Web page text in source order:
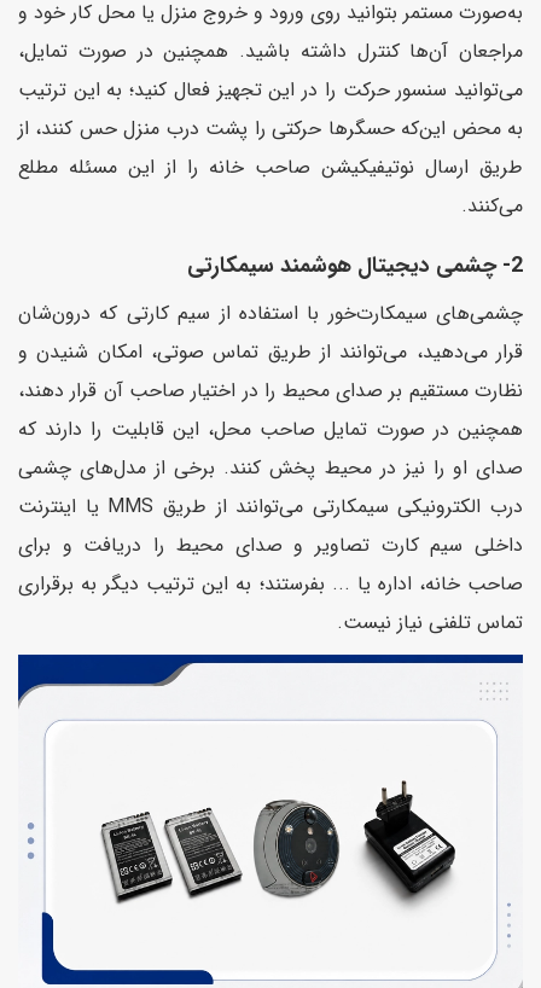
به‌صورت مستمر بتوانید روی ورود و خروج منزل یا محل کار خود و
مراجعان آن‌ها کنترل داشته باشید. همچنین در صورت تمایل،
می‌توانید سنسور حرکت را در این تجهیز فعال کنید؛ به این ترتیب
به محض این‌که حسگرها حرکتی را پشت درب منزل حس کنند، از
طریق ارسال نوتیفیکیشن صاحب خانه را از این مسئله مطلع
می‌کنند.
2- چشمی دیجیتال هوشمند سیمکارتی
چشمی‌های سیمکارت‌خور با استفاده از سیم کارتی که درون‌شان
قرار می‌دهید، می‌توانند از طریق تماس صوتی، امکان شنیدن و
نظارت مستقیم بر صدای محیط را در اختیار صاحب آن قرار دهند،
همچنین در صورت تمایل صاحب محل، این قابلیت را دارند که
صدای او را نیز در محیط پخش کنند. برخی از مدل‌های چشمی
درب الکترونیکی سیمکارتی می‌توانند از طریق MMS یا اینترنت
داخلی سیم کارت تصاویر و صدای محیط را دریافت و برای
صاحب خانه، اداره یا ... بفرستند؛ به این ترتیب دیگر به برقراری
تماس تلفنی نیاز نیست.